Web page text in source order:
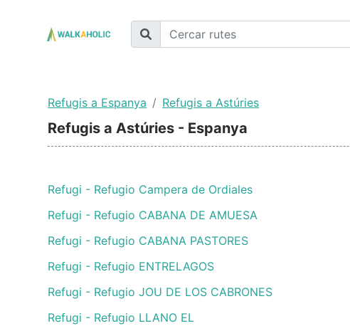
Refugis a Espanya Refugis a Astúries
Refugis a Astúries - Espanya
Refugi - Refugio Campera de Ordiales
Refugi - Refugio CABANA DE AMUESA
Refugi - Refugio CABANA PASTORES
Refugi - Refugio ENTRELAGOS
Refugi - Refugio JOU DE LOS CABRONES
Refugi - Refugio LLANO EL